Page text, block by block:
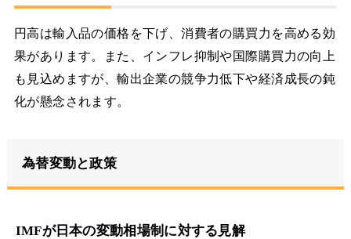
円高は輸入品の価格を下げ、消費者の購買力を高める効
果があります。また、インフレ抑制や国際購買力の向上
も見込めますが、輸出企業の競争力低下や経済成長の鈍
化が懸念されます。
為替変動と政策
IMFが日本の変動相場制に対する見解